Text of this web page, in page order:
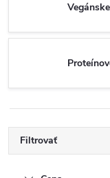
Filtrovať